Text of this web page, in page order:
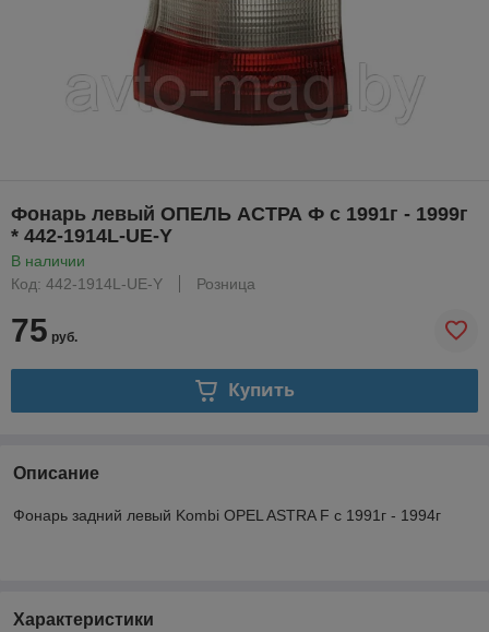
Фонарь левый ОПЕЛЬ АСТРА Ф с 1991г - 1999г
* 442-1914L-UE-Y
В наличии
Код: 442-1914L-UE-Y
Розница
75 руб.
Купить
Описание
Фонарь задний левый Kombi OPEL ASTRA F с 1991г - 1994г
Характеристики